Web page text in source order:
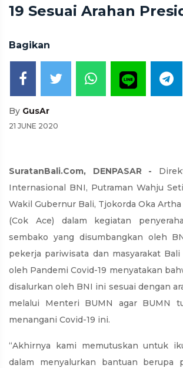
19 Sesuai Arahan
Bagikan
By GusAr
21 JUNE 2020
SuratanBali.Com, DENPASAR -
Internasional BNI, Putraman Wahju
Wakil Gubernur Bali, Tjokorda Oka
(Cok Ace) dalam kegiatan
sembako yang disumbangkan oleh
pekerja pariwisata dan masyarakat
oleh Pandemi Covid-19 menyatakan
disalurkan oleh BNI ini sesuai dengan
melalui Menteri BUMN agar BUMN
menangani Covid-19 ini.
“Akhirnya kami memutuskan untuk
dalam menyalurkan bantuan berupa